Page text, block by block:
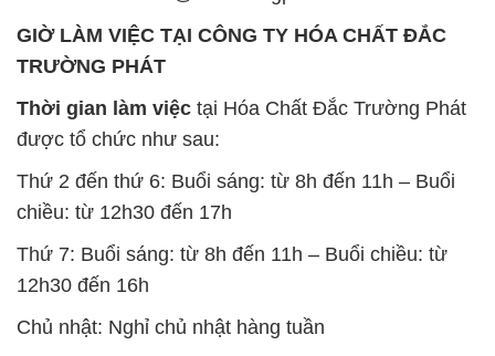
Thứ 2 đến thứ 6: Buổi sáng: từ 8h đến 11h – Buổi
chiều: từ 12h30 đến 17h
Thứ 7: Buổi sáng: từ 8h đến 11h – Buổi chiều: từ
12h30 đến 16h
Chủ nhật: Nghỉ chủ nhật hàng tuần
thủ giờ làm việc để đảm bảo sự hỗ trợ tốt nhất cho
khách hàng và đảm bảo hiệu suất công việc cao
nhất của nhân viên.